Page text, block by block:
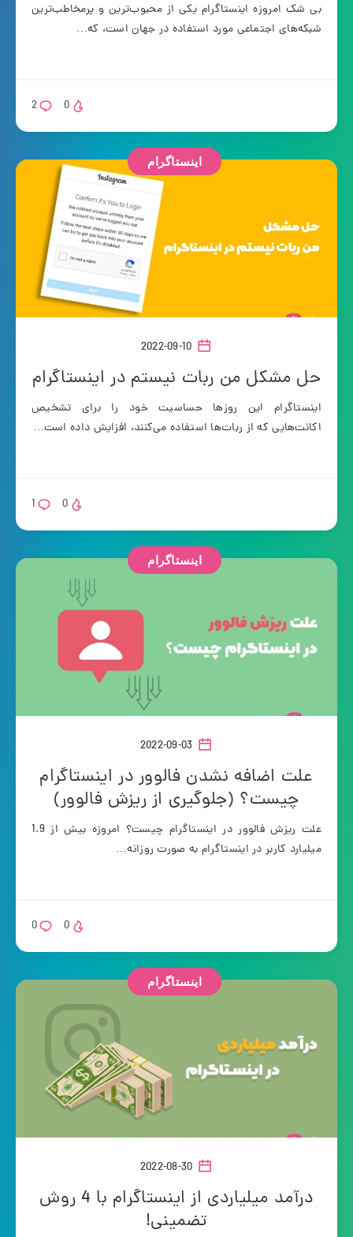
بی شک امروزه اینستاگرام یکی از محبوب‌ترین و پرمخاطب‌ترین
شبکه‌های اجتماعی مورد استفاده در جهان است، که…
2 0
اینستاگرام
حل مشکل من ربات نیستم در اینستاگرام
اینستاگرام این روزها حساسیت خود را برای تشخیص
اکانت‌هایی که از ربات‌ها استفاده می‌کنند، افزایش داده است…
1 0
اینستاگرام
علت اضافه نشدن فالوور در اینستاگرام
چیست؟ (جلوگیری از ریزش فالوور)
علت ریزش فالوور در اینستاگرام چیست؟ امروزه بیش از 1.9
میلیارد کاربر در اینستاگرام به صورت روزانه…
0 0
اینستاگرام
درآمد میلیاردی از اینستاگرام با 4 روش
تضمینی!